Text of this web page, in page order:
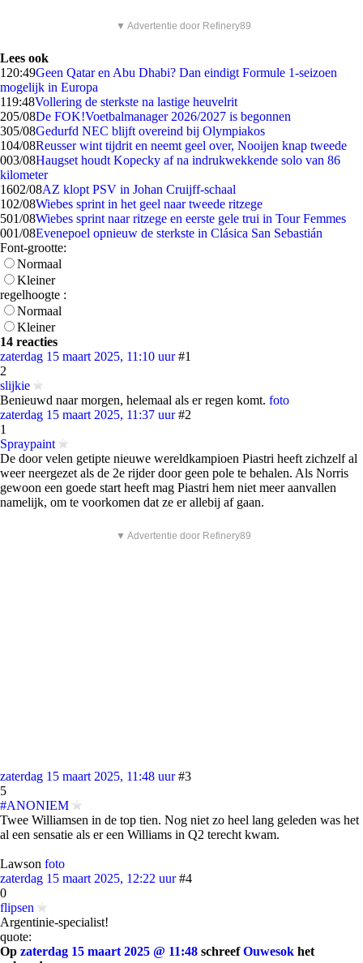
▼ Advertentie door Refinery89
Lees ook
1 20:49Geen Qatar en Abu Dhabi? Dan eindigt Formule 1-seizoen
mogelijk in Europa
119:48Vollering de sterkste na lastige heuvelrit
205/08De FOK!Voetbalmanager 2026/2027 is begonnen
305/08Gedurfd NEC blijft overeind bij Olympiakos
104/08Reusser wint tijdrit en neemt geel over, Nooijen knap tweede
003/08Haugset houdt Kopecky af na indrukwekkende solo van 86
kilometer
1602/08AZ klopt PSV in Johan Cruijff-schaal
102/08Wiebes sprint in het geel naar tweede ritzege
501/08Wiebes sprint naar ritzege en eerste gele trui in Tour Femmes
001/08Evenepoel opnieuw de sterkste in Clásica San Sebastián
Font-grootte:
Normaal
Kleiner
regelhoogte :
Normaal
Kleiner
14 reacties
zaterdag 15 maart 2025, 11:10 uur #1
2
slijkie
Benieuwd naar morgen, helemaal als er regen komt. foto
zaterdag 15 maart 2025, 11:37 uur #2
1
Spraypaint
De door velen getipte nieuwe wereldkampioen Piastri heeft zichzelf al
weer neergezet als de 2e rijder door geen pole te behalen. Als Norris
gewoon een goede start heeft mag Piastri hem niet meer aanvallen
namelijk, om te voorkomen dat ze er allebij af gaan.
▼ Advertentie door Refinery89
zaterdag 15 maart 2025, 11:48 uur #3
5
#ANONIEM
Twee Williamsen in de top tien. Nog niet zo heel lang geleden was het
al een sensatie als er een Williams in Q2 terecht kwam.
Lawson foto
zaterdag 15 maart 2025, 12:22 uur #4
0
flipsen
Argentinie-specialist!
quote:
Op zaterdag 15 maart 2025 @ 11:48 schreefOuwesok het